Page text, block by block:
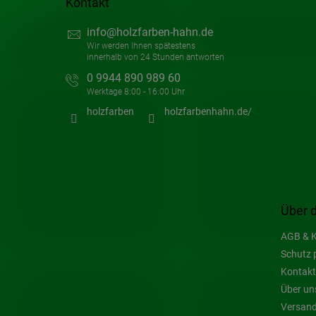
Über
AGB &
Schutz
Kontakt
Über
info@holzfarben-hahn.de
0 9944 890 989 60
holzfarben holzfarbenhahn.de/